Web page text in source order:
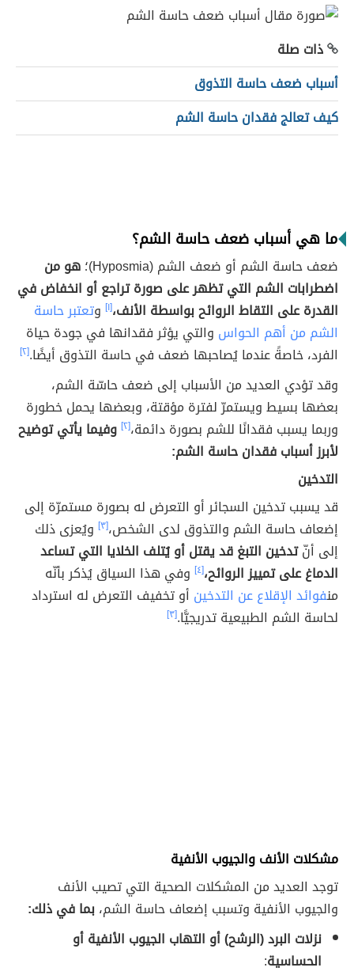
ذات صلة
أسباب ضعف حاسة التذوق
كيف تعالج فقدان حاسة الشم
ما هي أسباب ضعف حاسة الشم؟
ضعف حاسة الشم أو ضعف الشم (Hyposmia)؛
هو من
اضطرابات الشم التي تظهر على صورة تراجع أو انخفاض في
القدرة على التقاط الروائح بواسطة الأنف،[١] وتعتبر حاسة
الشم من أهم الحواس والتي يؤثر فقدانها في جودة حياة
الفرد، خاصةً عندما يُصاحبها ضعف في حاسة التذوق أيضًا.[٢]
وقد تؤدي العديد من الأسباب إلى ضعف حاسّة الشم،
بعضها بسيط ويستمرّ لفترة مؤقتة، وبعضها يحمل خطورة
وربما يسبب فقدانًا للشم بصورة دائمة،[٢]
وفيما يأتي توضيح
لأبرز أسباب فقدان حاسة الشم:
التدخين
قد يسبب تدخين السجائر أو التعرض له بصورة مستمرّة إلى
إضعاف حاسة الشم والتذوق لدى الشخص،[٣]
ويُعزى ذلك
إلى أنّتدخين التبغ قد يقتل أو يُتلف الخلايا التي تساعد
الدماغ على تمييز الروائح،[٤]
وفي هذا السياق يُذكر بأنّه
منفوائد الإقلاع عن التدخين أو تخفيف التعرض له استرداد
لحاسة الشم الطبيعية تدريجيًّا.[٣]
مشكلات الأنف والجيوب الأنفية
توجد العديد من المشكلات الصحية التي تصيب الأنف
والجيوب الأنفية وتسبب إضعاف حاسة الشم،بما في ذلك:
نزلات البرد (الرشح) أو التهاب الجيوب الأنفية أو
الحساسية: